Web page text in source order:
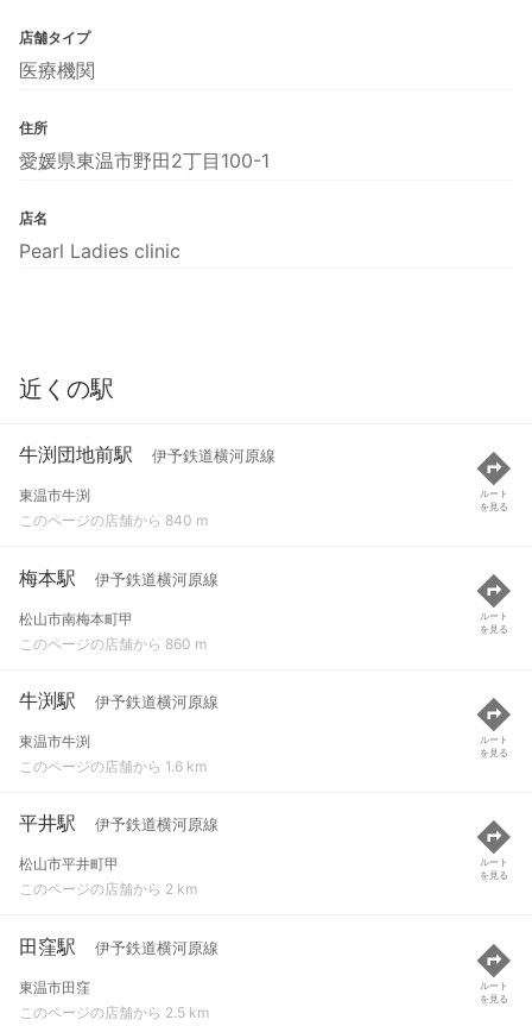
店舗タイプ
医療機関
住所
愛媛県東温市野田2丁目100-1
店名
Pearl Ladies clinic
近くの駅
牛渕団地前駅 伊予鉄道横河原線
東温市牛渕
このページの店舗から 840 m
ルート
を見る
梅本駅 伊予鉄道横河原線
松山市南梅本町甲
このページの店舗から 860 m
ルート
を見る
牛渕駅 伊予鉄道横河原線
東温市牛渕
このページの店舗から 1.6 km
ルート
を見る
平井駅 伊予鉄道横河原線
松山市平井町甲
このページの店舗から 2 km
ルート
を見る
田窪駅 伊予鉄道横河原線
東温市田窪
このページの店舗から 2.5 km
ルート
を見る